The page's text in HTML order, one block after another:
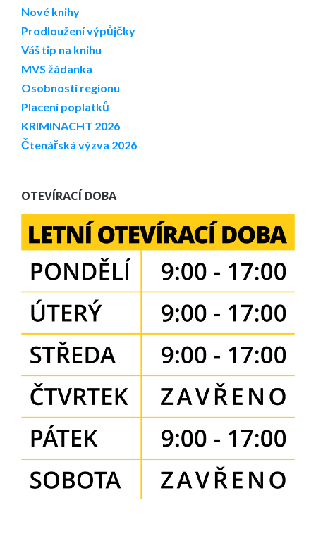
Nové knihy
Prodloužení výpůjčky
Váš tip na knihu
MVS žádanka
Osobnosti regionu
Placení poplatků
KRIMINACHT 2026
Čtenářská výzva 2026
OTEVÍRACÍ DOBA